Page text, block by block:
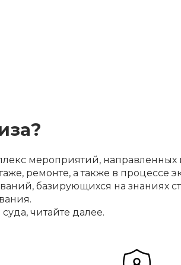
мероприятий,
ремонте, а также в процессе
базирующихся на знаниях
читайте далее.